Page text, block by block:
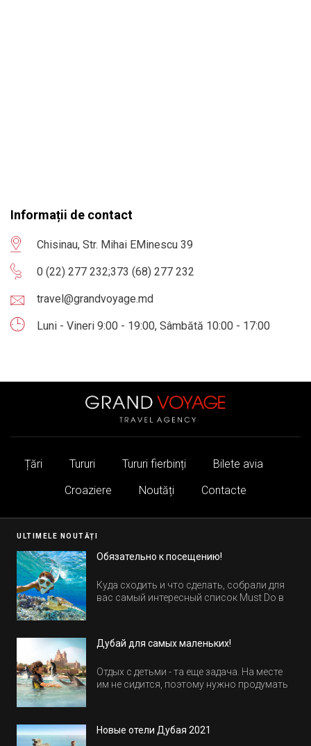
Informații de contact
Chisinau, Str. Mihai EMinescu 39
0 (22) 277 232;373 (68) 277 232
travel@grandvoyage.md
Luni - Vineri 9:00 - 19:00, Sâmbătă 10:00 - 17:00
Țări Tururi Tururi fierbinți
Bilete avia
Croaziere
Noutăți Contacte
ULTIMELE NOUTĂȚI
Обязательно к посещению!
Куда сходить и что сделать, собрали для
вас самый интересный список Must Do в
Дубай для самых маленьких!
Отдых с детьми - та еще задача. На месте
им не сидится, поэтому нужно продумать
Новые отели Дубая 2021